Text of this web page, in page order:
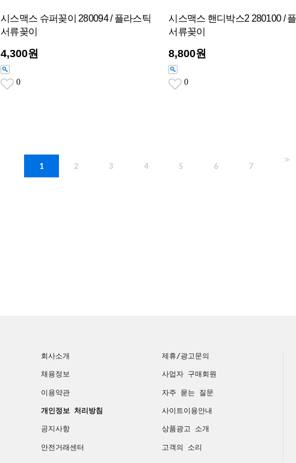
시스맥스 슈퍼꽂이 280094 / 플라스틱
서류꽂이
4,300원
0
시스맥스 핸디박스2 280100 /
서류꽂이
8,800원
0
1 2 3 4 5 6 7
>>
회사소개 제휴/광고문의
채용정보 사업자 구매회원
이용약관 자주 묻는 질문
개인정보 처리방침 사이트이용안내
공지사항 상품광고 소개
안전거래센터 고객의 소리